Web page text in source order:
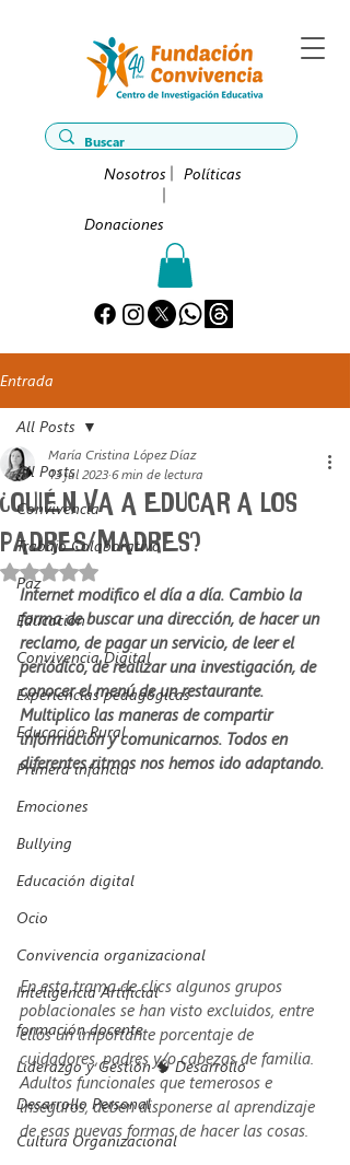
Nosotros Políticas
Donaciones
Entrada
All Posts
Convivencia
Trabajo Colaborativo
Paz
Educación
Convivencia Digital
Experiencias pedagógicas
Educación Rural
Primera infancia
Emociones
Bullying
Educación digital
Ocio
Convivencia organizacional
Inteligencia Artificial
formación docente
Liderazgo y Gestión 🧠 Desarrollo
Desarrollo Personal
Cultura Organizacional
All Posts
¿QUIÉN VA A EDUCAR A LOS
PADRES/MADRES?
María Cristina López Díaz
13 jul 20236 min de lectura
Obtuvo NaN de 5 estrellas.
Internet modifico el día a día. Cambio la
forma de buscar una dirección, de hacer un
reclamo, de pagar un servicio, de leer el
periódico, de realizar una investigación, de
conocer el menú de un restaurante.
Multiplico las maneras de compartir
información y comunicarnos. Todos en
diferentes ritmos nos hemos ido adaptando.
En esta trama de clics algunos grupos
poblacionales se han visto excluidos, entre
ellos un importante porcentaje de
cuidadores, padres y/o cabezas de familia.
Adultos funcionales que temerosos e
inseguros, deben disponerse al aprendizaje
de esas nuevas formas de hacer las cosas.